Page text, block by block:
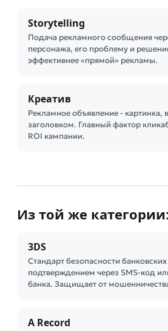
Storytelling
Подача рекламного сообщения
персонажа, его проблему и
эффективнее «прямой» рекламы.
Креатив
Рекламное объявление - картинка,
заголовком. Главный фактор
ROI кампании.
Из той же категории:
3DS
Стандарт безопасности банковских
подтверждением через SMS-код
банка. Защищает от
A Record